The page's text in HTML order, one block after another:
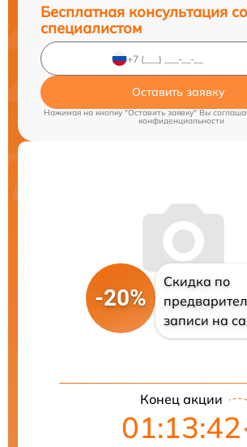
Бесплатная консультация со
специалистом
Оставить заявку
Нажимая на кнопку "Оставить заявку" Вы
конфиденциальности
-20%
Скидка по
записи на
Конец акции
01:13:41